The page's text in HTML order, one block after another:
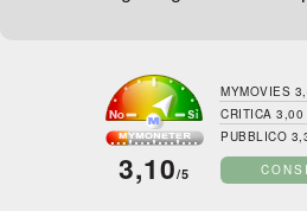
3,10/5
MYMOVIES
CRITICA 3,00
PUBBLICO